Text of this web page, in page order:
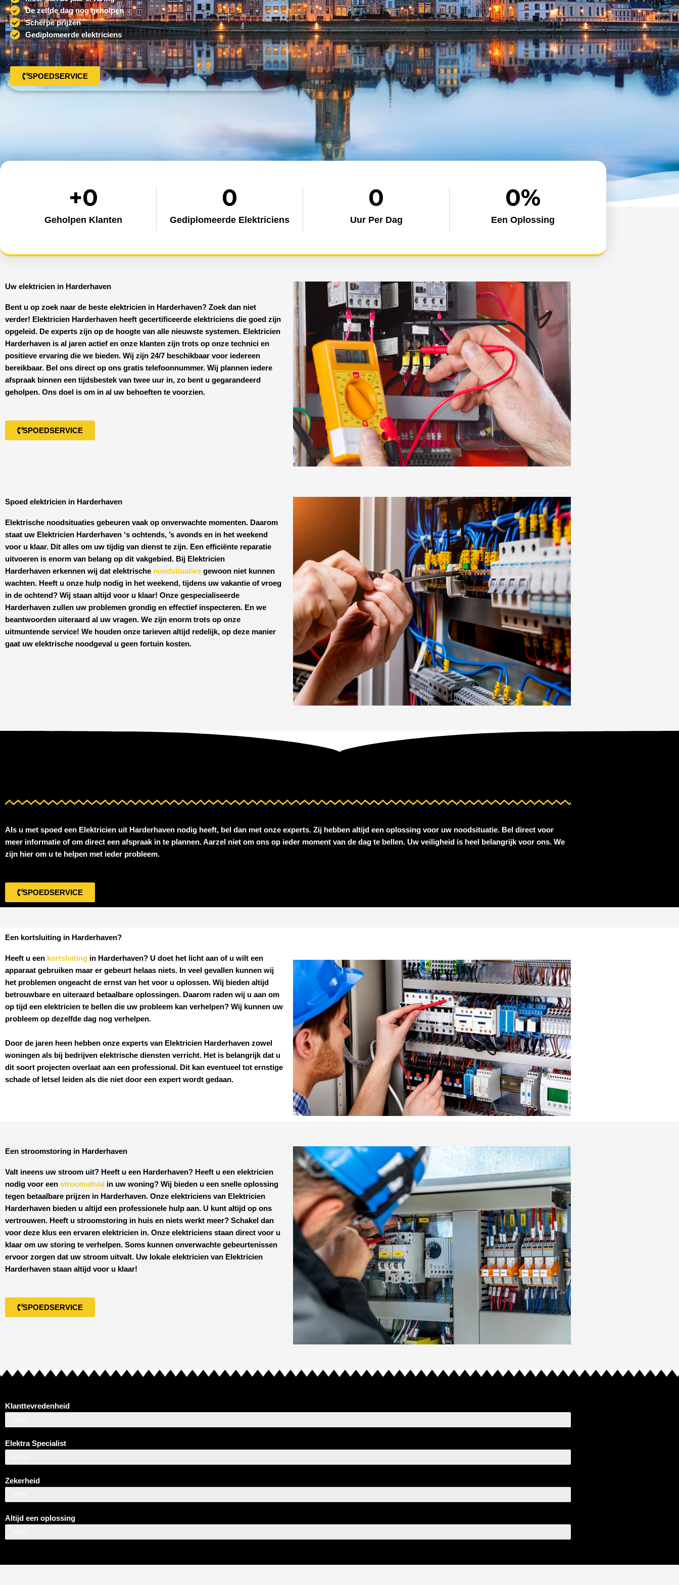
De zelfde dag nog geholpen
Scherpe prijzen
Gediplomeerde elektriciens
SPOEDSERVICE
Geholpen Klanten
+0
Gediplomeerde Elektriciens
0
Uur Per Dag
0
Een Oplossing
0%
Uw elektricien in Harderhaven
Bent u op zoek naar de beste elektricien in Harderhaven? Zoek dan niet
verder! Elektricien Harderhaven heeft gecertificeerde elektriciens die goed zijn
opgeleid. De experts zijn op de hoogte van alle nieuwste systemen. Elektricien
Harderhaven is al jaren actief en onze klanten zijn trots op onze technici en
positieve ervaring die we bieden. Wij zijn 24/7 beschikbaar voor iedereen
bereikbaar. Bel ons direct op ons gratis telefoonnummer. Wij plannen iedere
afspraak binnen een tijdsbestek van twee uur in, zo bent u gegarandeerd
geholpen. Ons doel is om in al uw behoeften te voorzien.
SPOEDSERVICE
Spoed elektricien in Harderhaven
Elektrische noodsituaties gebeuren vaak op onverwachte momenten. Daarom
staat uw Elektricien Harderhaven ‘s ochtends, ’s avonds en in het weekend
voor u klaar. Dit alles om uw tijdig van dienst te zijn. Een efficiënte reparatie
uitvoeren is enorm van belang op dit vakgebied. Bij Elektricien
Harderhaven erkennen wij dat elektrische noodsituaties gewoon niet kunnen
wachten. Heeft u onze hulp nodig in het weekend, tijdens uw vakantie of vroeg
in de ochtend? Wij staan altijd voor u klaar! Onze gespecialiseerde
Harderhaven zullen uw problemen grondig en effectief inspecteren. En we
beantwoorden uiteraard al uw vragen. We zijn enorm trots op onze
uitmuntende service! We houden onze tarieven altijd redelijk, op deze manier
gaat uw elektrische noodgeval u geen fortuin kosten.
Als u met spoed een Elektricien uit Harderhaven nodig heeft, bel dan met onze experts. Zij hebben altijd een oplossing voor uw noodsituatie. Bel direct voor
meer informatie of om direct een afspraak in te plannen. Aarzel niet om ons op ieder moment van de dag te bellen. Uw veiligheid is heel belangrijk voor ons. We
zijn hier om u te helpen met ieder probleem.
SPOEDSERVICE
Een kortsluiting in Harderhaven?
Heeft u een kortsluiting in Harderhaven? U doet het licht aan of u wilt een
apparaat gebruiken maar er gebeurt helaas niets. In veel gevallen kunnen wij
het problemen ongeacht de ernst van het voor u oplossen. Wij bieden altijd
betrouwbare en uiteraard betaalbare oplossingen. Daarom raden wij u aan om
op tijd een elektricien te bellen die uw probleem kan verhelpen? Wij kunnen uw
probleem op dezelfde dag nog verhelpen.
Door de jaren heen hebben onze experts van Elektricien Harderhaven zowel
woningen als bij bedrijven elektrische diensten verricht. Het is belangrijk dat u
dit soort projecten overlaat aan een professional. Dit kan eventueel tot ernstige
schade of letsel leiden als die niet door een expert wordt gedaan.
Een stroomstoring in Harderhaven
Valt ineens uw stroom uit? Heeft u een Harderhaven? Heeft u een elektricien
nodig voor een stroomuitval in uw woning? Wij bieden u een snelle oplossing
tegen betaalbare prijzen in Harderhaven. Onze elektriciens van Elektricien
Harderhaven bieden u altijd een professionele hulp aan. U kunt altijd op ons
vertrouwen. Heeft u stroomstoring in huis en niets werkt meer? Schakel dan
voor deze klus een ervaren elektricien in. Onze elektriciens staan direct voor u
klaar om uw storing te verhelpen. Soms kunnen onverwachte gebeurtenissen
ervoor zorgen dat uw stroom uitvalt. Uw lokale elektricien van Elektricien
Harderhaven staan altijd voor u klaar!
SPOEDSERVICE
Klanttevredenheid
Elektra Specialist
Zekerheid
Altijd een oplossing